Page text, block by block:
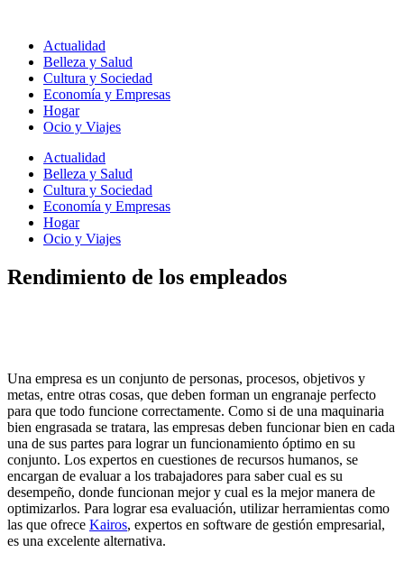
contenidoActualidad
Belleza y Salud
Cultura y Sociedad
Economía y Empresas
Hogar
Ocio y Viajes
Actualidad
Belleza y Salud
Cultura y Sociedad
Economía y Empresas
Hogar
Ocio y Viajes
Rendimiento de los empleados
Una empresa es un conjunto de personas, procesos, objetivos y
metas, entre otras cosas, que deben forman un engranaje perfecto
para que todo funcione correctamente. Como si de una maquinaria
bien engrasada se tratara, las empresas deben funcionar bien en cada
una de sus partes para lograr un funcionamiento óptimo en su
conjunto. Los expertos en cuestiones de recursos humanos, se
encargan de evaluar a los trabajadores para saber cual es su
desempeño, donde funcionan mejor y cual es la mejor manera de
optimizarlos. Para lograr esa evaluación, utilizar herramientas como
las que ofrece Kairos, expertos en software de gestión empresarial,
es una excelente alternativa.